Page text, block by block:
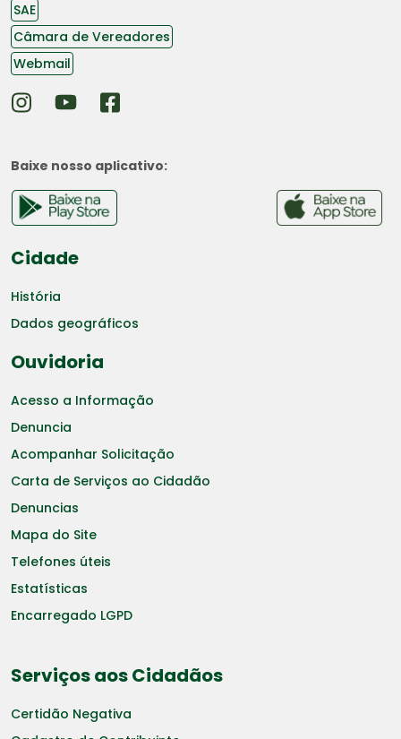
SAE
Câmara de Vereadores
Webmail
Baixe nosso aplicativo:
Cidade
História
Dados geográficos
Ouvidoria
Acesso a Informação
Denuncia
Acompanhar Solicitação
Carta de Serviços ao Cidadão
Denuncias
Mapa do Site
Telefones úteis
Estatísticas
Encarregado LGPD
Serviços aos Cidadãos
Certidão Negativa